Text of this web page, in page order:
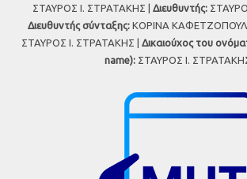
ΣΤΑΥΡΟΣ Ι. ΣΤΡΑΤΑΚΗΣ | Διευθυντής:
Διευθυντής σύνταξης:ΚΟΡΙΝΑ
ΣΤΑΥΡΟΣ Ι. ΣΤΡΑΤΑΚΗΣ | Δικαιούχος του
name):ΣΤΑΥΡΟΣ Ι.